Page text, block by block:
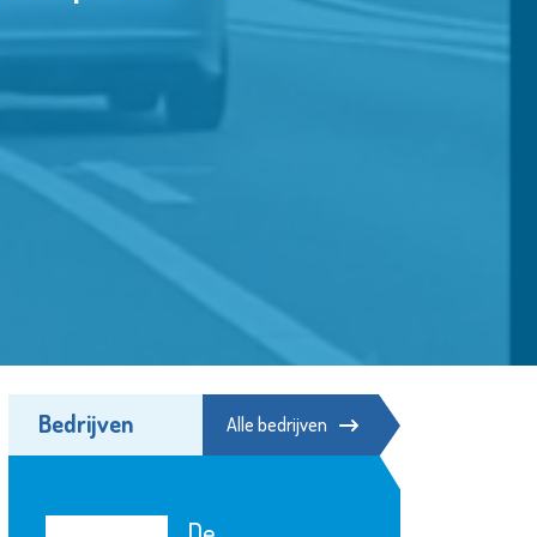
Bedrijven Alle bedrijven